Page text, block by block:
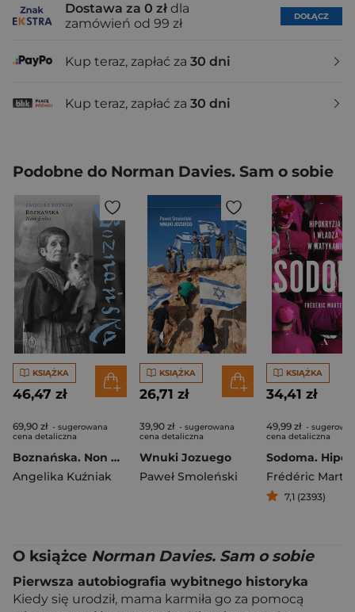
Dostawa za 0 zł dla
zamówień od 99 zł
DOŁĄCZ
Kup teraz, zapłać za 30 dni
Kup teraz, zapłać za 30 dni
Podobne do Norman Davies. Sam o sobie
KSIĄŻKA
46,47 zł
69,90 zł - sugerowana
cena detaliczna
Boznańska. Non finito
Angelika Kuźniak
KSIĄŻKA
26,71 zł
39,90 zł - sugerowana
cena detaliczna
Wnuki Jozuego
Paweł Smoleński
KSIĄŻKA
34,41 zł
49,99 zł -
cena detaliczna
Frédéric Martel
7,1 (2393)
O książce Norman Davies. Sam o sobie
Pierwsza autobiografia wybitnego historyka
Kiedy się urodził, mama karmiła go za pomocą